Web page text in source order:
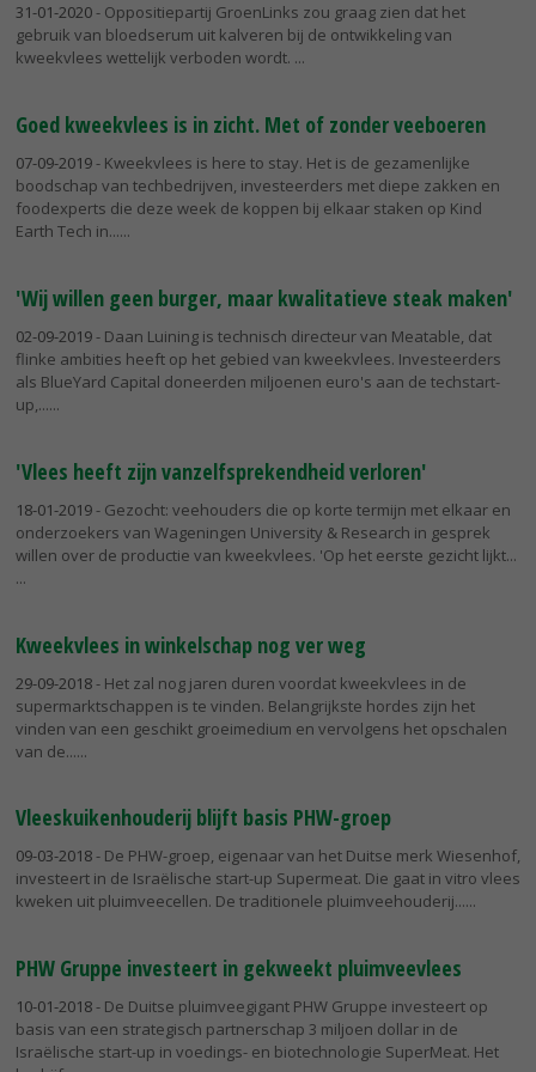
31-01-2020- Oppositiepartij GroenLinks zou graag zien dat het
gebruik van bloedserum uit kalveren bij de ontwikkeling van
kweekvlees wettelijk verboden wordt.
Goed kweekvlees is in zicht. Met of zonder veeboeren
07-09-2019- Kweekvlees is here to stay. Het is de gezamenlijke
boodschap van techbedrijven, investeerders met diepe zakken en
foodexperts die deze week de koppen bij elkaar staken op Kind
Earth Tech in...
'Wij willen geen burger, maar kwalitatieve steak maken'
02-09-2019- Daan Luining is technisch directeur van Meatable, dat
flinke ambities heeft op het gebied van kweekvlees. Investeerders
als BlueYard Capital doneerden miljoenen euro's aan de techstart-
up,...
'Vlees heeft zijn vanzelfsprekendheid verloren'
18-01-2019- Gezocht: veehouders die op korte termijn met elkaar en
onderzoekers van Wageningen University & Research in gesprek
willen over de productie van kweekvlees. 'Op het eerste gezicht lijkt...
Kweekvlees in winkelschap nog ver weg
29-09-2018- Het zal nog jaren duren voordat kweekvlees in de
supermarktschappen is te vinden. Belangrijkste hordes zijn het
vinden van een geschikt groeimedium en vervolgens het opschalen
van de...
Vleeskuikenhouderij blijft basis PHW-groep
09-03-2018- De PHW-groep, eigenaar van het Duitse merk Wiesenhof,
investeert in de Israëlische start-up Supermeat. Die gaat in vitro vlees
kweken uit pluimveecellen. De traditionele pluimveehouderij...
PHW Gruppe investeert in gekweekt pluimveevlees
10-01-2018- De Duitse pluimveegigant PHW Gruppe investeert op
basis van een strategisch partnerschap 3 miljoen dollar in de
Israëlische start-up in voedings- en biotechnologie SuperMeat. Het